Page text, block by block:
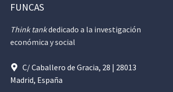
FUNCAS
Think tankdedicado a la investigación
económica y social
C/ Caballero de Gracia, 28 | 28013
Madrid, España